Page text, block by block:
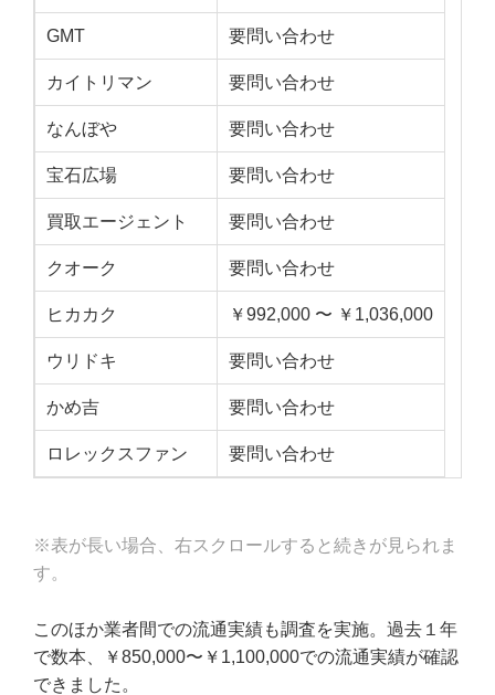
GMT 要問い合わせ
カイトリマン 要問い合わせ
なんぼや 要問い合わせ
宝石広場 要問い合わせ
買取エージェント 要問い合わせ
クオーク 要問い合わせ
ヒカカク ￥992,000 〜 ￥1,036,000
ウリドキ 要問い合わせ
かめ吉 要問い合わせ
ロレックスファン 要問い合わせ
※表が長い場合、右スクロールすると続きが見られま
す。
このほか業者間での流通実績も調査を実施。過去１年
で数本、￥850,000〜￥1,100,000での流通実績が確認
できました。